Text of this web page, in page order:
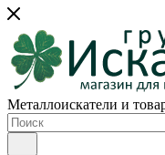
Металлоискатели и